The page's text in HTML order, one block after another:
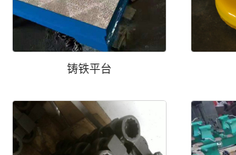
铸铁平台